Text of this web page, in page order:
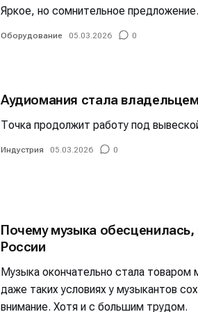
Яркое, но сомнительное предложение.
Оборудование 05.03.2026 0
Аудиомания стала
Точка продолжит работу под
Индустрия 05.03.2026 0
Почему музыка
России
Музыка окончательно стала
даже таких условиях у музыкантов
внимание. Хотя и с большим трудом.